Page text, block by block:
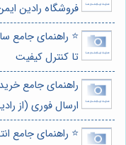
فروشگاه رادین
⭐️ راهنمای جامع
تا کنترل کیفیت
راهنمای جامع
ارسال فوری (از
⭐️ راهنمای جامع